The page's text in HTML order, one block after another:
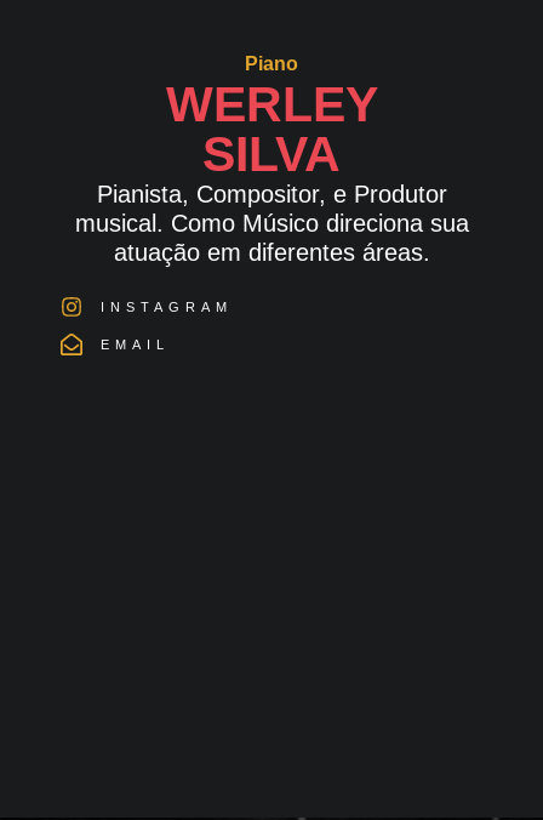
Piano
WERLEY
SILVA
Pianista, Compositor, e Produtor
musical. Como Músico direciona sua
atuação em diferentes áreas.
INSTAGRAM
EMAIL